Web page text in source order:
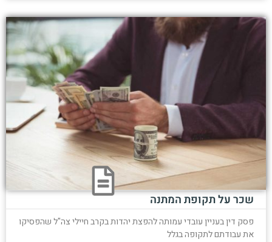
שכר על תקופת המתנה
פסק דין בעניין עובדי עמותה להפצת יהדות בקרב חיילי צה"ל שהפסיקו
את עבודתם לתקופה בגלל